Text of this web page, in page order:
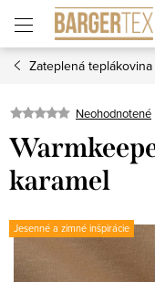
obsah
Zateplená
Neohodnotené
karamel
Jesenné a zimné inšpirácie